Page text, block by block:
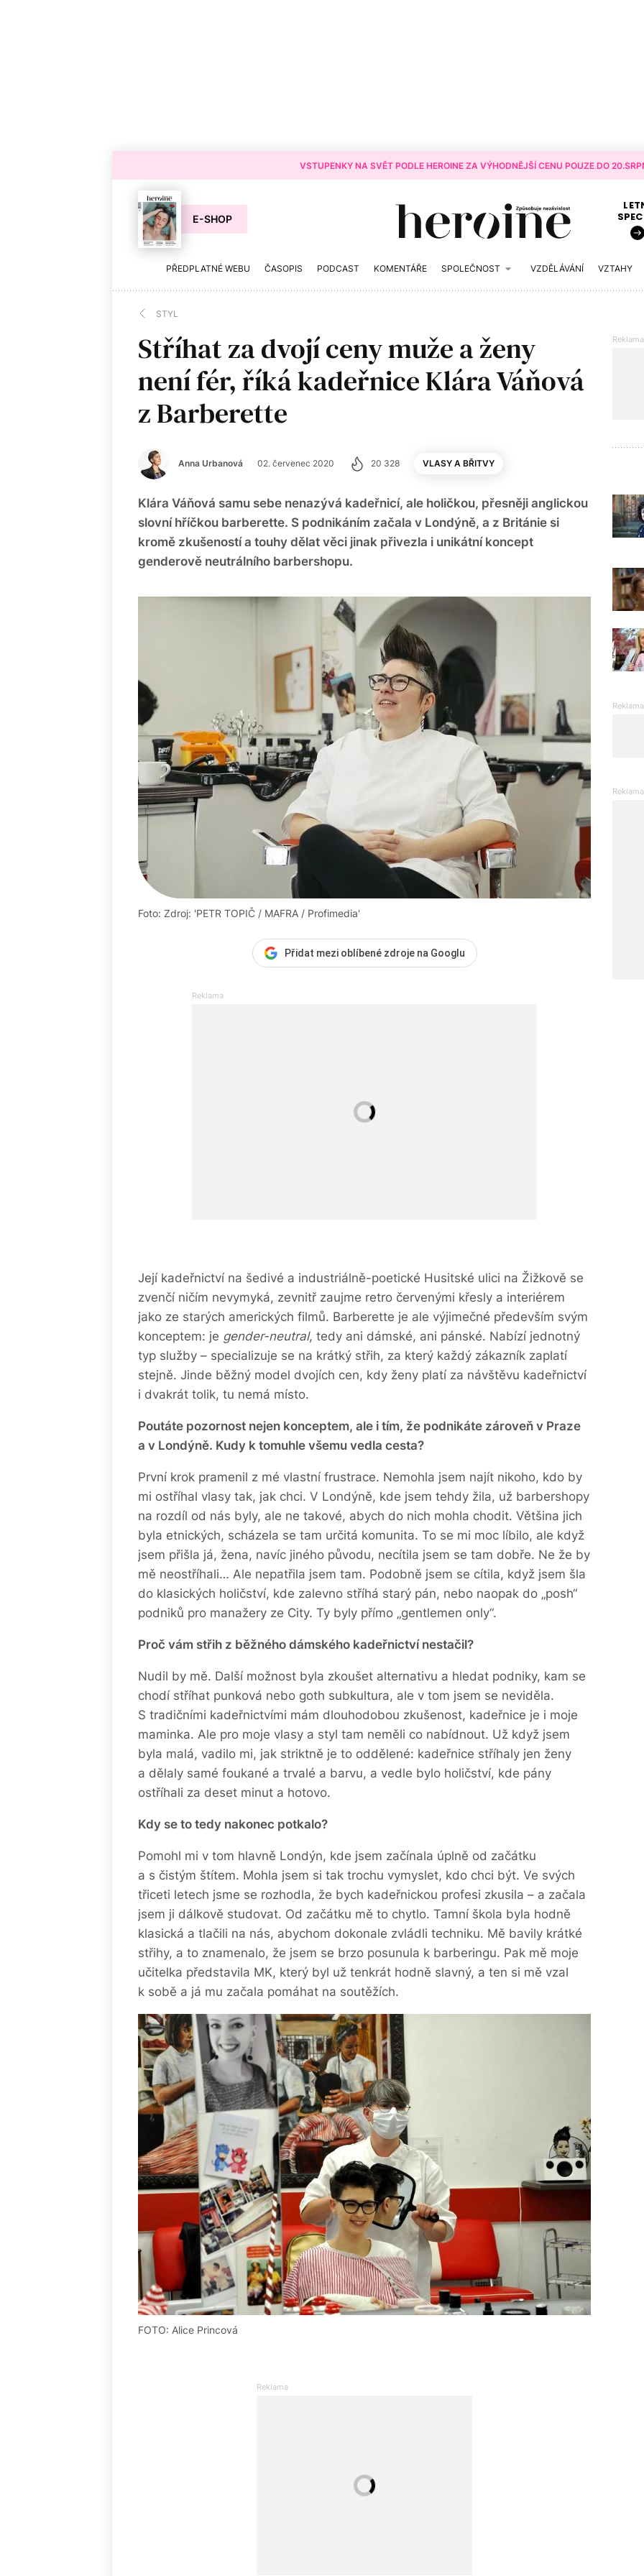
VSTUPENKY NA SVĚT PODLE HEROINE ZA VÝHODNĚJŠÍ CENU POUZE DO
E-SHOP
PŘEDPLATNÉ WEBU ČASOPIS PODCAST KOMENTÁŘE SPOLEČNOST VZDĚLÁVÁNÍ VZTAHY
STYL
Stříhat za dvojí ceny muže a ženy
není fér, říká kadeřnice Klára Váňová
z Barberette
Anna Urbanová 02. červenec 2020 20 328 VLASY A BŘITVY
Klára Váňová samu sebe nenazývá kadeřnicí, ale holičkou, přesněji anglickou
slovní hříčkou barberette. S podnikáním začala v Londýně, a z Británie si
kromě zkušeností a touhy dělat věci jinak přivezla i unikátní koncept
genderově neutrálního barbershopu.
Foto: Zdroj: 'PETR TOPIČ / MAFRA / Profimedia'
Přidat mezi oblíbené zdroje na Googlu
Její kadeřnictví na šedivé a industriálně-poetické Husitské ulici na Žižkově se
zvenčí ničím nevymyká, zevnitř zaujme retro červenými křesly a interiérem
jako ze starých amerických filmů. Barberette je ale výjimečné především svým
konceptem: je gender-neutral, tedy ani dámské, ani pánské. Nabízí jednotný
typ služby – specializuje se na krátký střih, za který každý zákazník zaplatí
stejně. Jinde běžný model dvojích cen, kdy ženy platí za návštěvu kadeřnictví
i dvakrát tolik, tu nemá místo.
Poutáte pozornost nejen konceptem, ale i tím, že podnikáte zároveň v Praze
a v Londýně. Kudy k tomuhle všemu vedla cesta?
První krok pramenil z mé vlastní frustrace. Nemohla jsem najít nikoho, kdo by
mi ostříhal vlasy tak, jak chci. V Londýně, kde jsem tehdy žila, už barbershopy
na rozdíl od nás byly, ale ne takové, abych do nich mohla chodit. Většina jich
byla etnických, scházela se tam určitá komunita. To se mi moc líbilo, ale když
jsem přišla já, žena, navíc jiného původu, necítila jsem se tam dobře. Ne že by
mě neostříhali… Ale nepatřila jsem tam. Podobně jsem se cítila, když jsem šla
do klasických holičství, kde zalevno stříhá starý pán, nebo naopak do „posh“
podniků pro manažery ze City. Ty byly přímo „gentlemen only“.
Proč vám střih z běžného dámského kadeřnictví nestačil?
Nudil by mě. Další možnost byla zkoušet alternativu a hledat podniky, kam se
chodí stříhat punková nebo goth subkultura, ale v tom jsem se neviděla.
S tradičními kadeřnictvími mám dlouhodobou zkušenost, kadeřnice je i moje
maminka. Ale pro moje vlasy a styl tam neměli co nabídnout. Už když jsem
byla malá, vadilo mi, jak striktně je to oddělené: kadeřnice stříhaly jen ženy
a dělaly samé foukané a trvalé a barvu, a vedle bylo holičství, kde pány
ostříhali za deset minut a hotovo.
Kdy se to tedy nakonec potkalo?
Pomohl mi v tom hlavně Londýn, kde jsem začínala úplně od začátku
a s čistým štítem. Mohla jsem si tak trochu vymyslet, kdo chci být. Ve svých
třiceti letech jsme se rozhodla, že bych kadeřnickou profesi zkusila – a začala
jsem ji dálkově studovat. Od začátku mě to chytlo. Tamní škola byla hodně
klasická a tlačili na nás, abychom dokonale zvládli techniku. Mě bavily krátké
střihy, a to znamenalo, že jsem se brzo posunula k barberingu. Pak mě moje
učitelka představila MK, který byl už tenkrát hodně slavný, a ten si mě vzal
k sobě a já mu začala pomáhat na soutěžích.
FOTO: Alice Princová